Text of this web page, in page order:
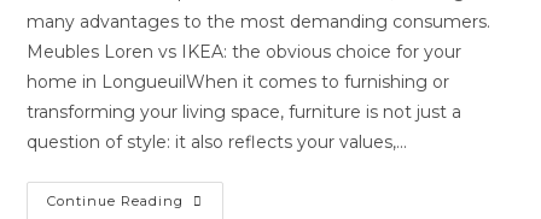
many advantages to the most demanding consumers.
Meubles Loren vs IKEA: the obvious choice for your
home in LongueuilWhen it comes to furnishing or
transforming your living space, furniture is not just a
question of style: it also reflects your values,...
Continue Reading